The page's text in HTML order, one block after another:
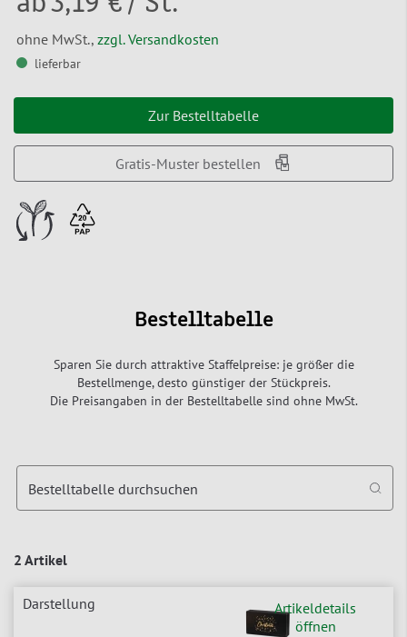
ohne MwSt., zzgl. Versandkosten
lieferbar
Zur Bestelltabelle
Gratis-Muster bestellen
Bestelltabelle
Sparen Sie durch attraktive Staffelpreise: je größer die
Bestellmenge, desto günstiger der Stückpreis.
Die Preisangaben in der Bestelltabelle sind ohne MwSt.
2 Artikel
Bestelltabelle durchsuchen
Artikeldetails
öffnen